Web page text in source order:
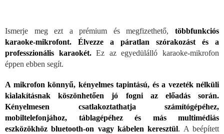
Ismerje meg ezt a prémium és megfizethető, többfunkciós
karaoke-mikrofont. Élvezze a páratlan szórakozást és a
professzionális karaokét. Ez az egyedülálló karaoke-mikrofon
éppen ebben segít.
A mikrofon könnyű, kényelmes tapintású, és a vezeték nélküli
kialakításnak köszönhetően jó fogni az előadás során.
Kényelmesen csatlakoztathatja számítógépéhez,
mobiltelefonjához, táblagépéhez és más multimédiás
eszközökhöz bluetooth-on vagy kábelen keresztül. A beépített